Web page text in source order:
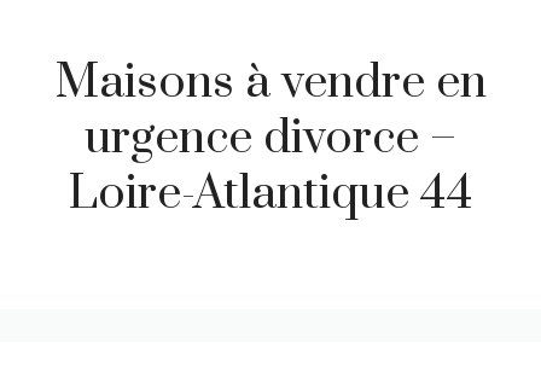
Maisons à vendre en
urgence divorce –
Loire-Atlantique 44